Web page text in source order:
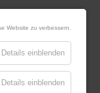
Website zu verbessern.
Details einblenden
Details einblenden